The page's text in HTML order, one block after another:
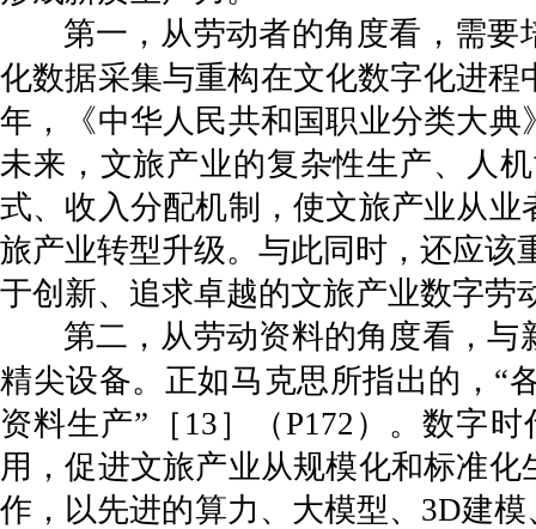
第一，从劳动者的角度看，需
化数据采集与重构在文化数字化进
年，《中华人民共和国职业分类大
未来，文旅产业的复杂性生产、人
式、收入分配机制，使文旅产业从
旅产业转型升级。与此同时，还应该
于创新、追求卓越的文旅产业数字劳
第二，从劳动资料的角度看，
精尖设备。正如马克思所指出的，“
资料生产”［13］（P172）。数字
用，促进文旅产业从规模化和标准
作，以先进的算力、大模型、3D建